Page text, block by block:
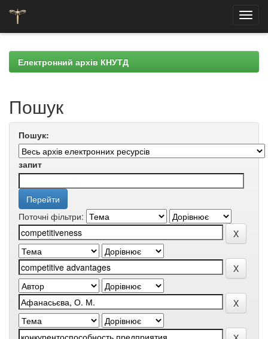
navigationЕлектронний архів КНУТД
Пошук
Пошук:
запит
Поточні фільтри: